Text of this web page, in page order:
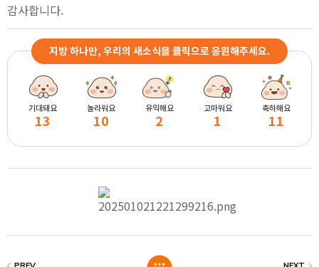
감사합니다.
지방 하나만, 우리의 새소식을 클릭으로 응원해주세요.
기대돼요
13
놀라워요
10
유익해요
2
고마워요
1
축하해요
11